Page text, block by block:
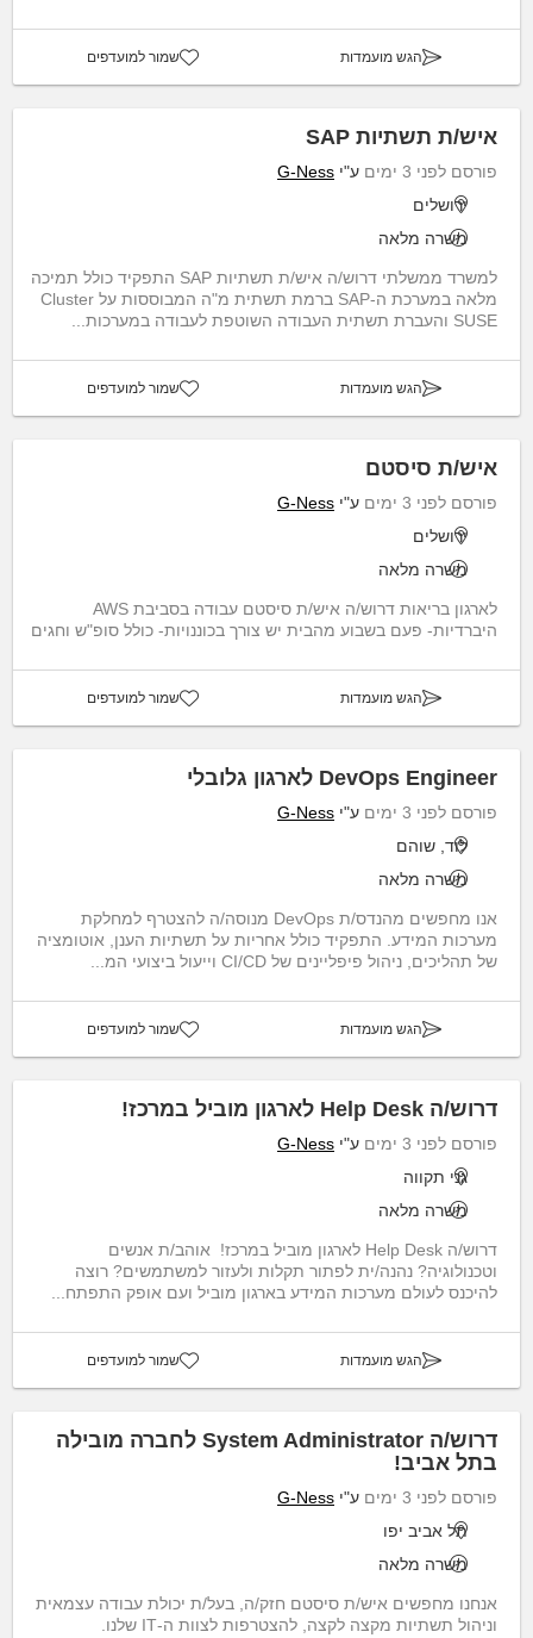
הגש מועמדות שמור למועדפים
איש/ת תשתיות SAP
פורסם לפני 3 ימים ע"י G-Ness
ירושלים
משרה מלאה
למשרד ממשלתי דרוש/ה איש/ת תשתיות SAP התפקיד כולל תמיכה
מלאה במערכת ה-SAP ברמת תשתית מ"ה המבוססות על Cluster
SUSE והעברת תשתית העבודה השוטפת לעבודה במערכות...
הגש מועמדות שמור למועדפים
איש/ת סיסטם
פורסם לפני 3 ימים ע"י G-Ness
ירושלים
משרה מלאה
לארגון בריאות דרוש/ה איש/ת סיסטם עבודה בסביבת AWS
היברדיות- פעם בשבוע מהבית יש צורך בכוננויות- כולל סופ"ש וחגים
הגש מועמדות שמור למועדפים
DevOps Engineer לארגון גלובלי
פורסם לפני 3 ימים ע"י G-Ness
לוד, שוהם
משרה מלאה
אנו מחפשים מהנדס/ת DevOps מנוסה/ה להצטרף למחלקת
מערכות המידע. התפקיד כולל אחריות על תשתיות הענן, אוטומציה
של תהליכים, ניהול פיפליינים של CI/CD וייעול ביצועי המ...
הגש מועמדות שמור למועדפים
דרוש/ה Help Desk לארגון מוביל במרכז!
פורסם לפני 3 ימים ע"י G-Ness
גני תקווה
משרה מלאה
דרוש/ה Help Desk לארגון מוביל במרכז! אוהב/ת אנשים
וטכנולוגיה? נהנה/ית לפתור תקלות ולעזור למשתמשים? רוצה
להיכנס לעולם מערכות המידע בארגון מוביל ועם אופק התפתח...
הגש מועמדות שמור למועדפים
דרוש/ה System Administrator לחברה מובילה
בתל אביב!
פורסם לפני 3 ימים ע"י G-Ness
תל אביב יפו
משרה מלאה
אנחנו מחפשים איש/ת סיסטם חזק/ה, בעל/ת יכולת עבודה עצמאית
וניהול תשתיות מקצה לקצה, להצטרפות לצוות ה-IT שלנו.